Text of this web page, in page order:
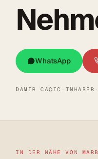
WhatsApp
DAMIR CACIC · INHABER ·
IN DER NÄHE VON